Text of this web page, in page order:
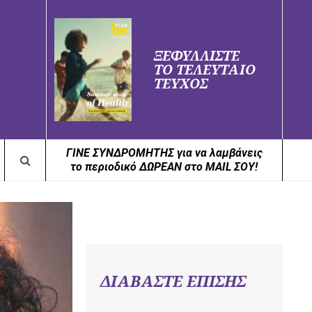
ΞΕΦΥΛΛΙΣΤΕ
ΤΟ ΤΕΛΕΥΤΑΙΟ
ΤΕΥΧΟΣ
ΓΙΝΕ ΣΥΝΔΡΟΜΗΤΗΣ για να λαμβάνεις
το περιοδικό ΔΩΡΕΑΝ στο MAIL ΣΟΥ!
ΔΙΑΒΑΣΤΕ ΕΠΙΣΗΣ